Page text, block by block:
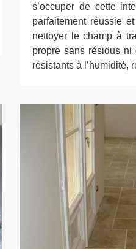
s’occuper de cette
parfaitement réussie
nettoyer le champ à
propre sans résidus
résistants à l’humidité,